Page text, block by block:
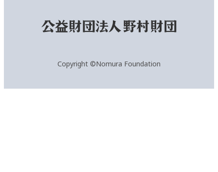
Copyright ©Nomura Foundation